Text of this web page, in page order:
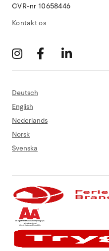
CVR-nr 10658446
Kontakt os
Deutsch
English
Nederlands
Norsk
Svenska